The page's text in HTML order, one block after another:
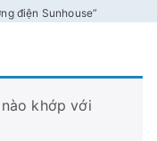
nội
điện Sunhouse”
khớp với